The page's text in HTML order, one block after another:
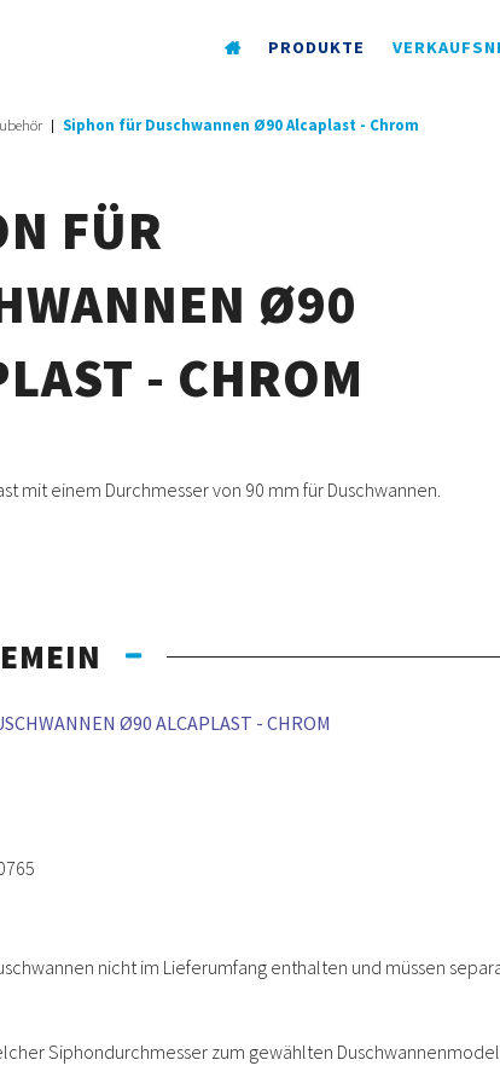
PRODUKTE
Siphon für Duschwannen Ø90 Alcaplast - Chrom
FÜR
Ø90
- CHROM
mit einem Durchmesser von 90 mm für Duschwannen.
Ø90 ALCAPLAST - CHROM
nicht im Lieferumfang enthalten und müssen
Siphondurchmesser zum gewählten